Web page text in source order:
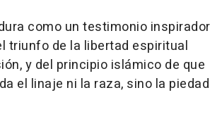
como un testimonio inspirador
triunfo de la libertad espiritual
y del principio islámico de que
el linaje ni la raza, sino la piedad